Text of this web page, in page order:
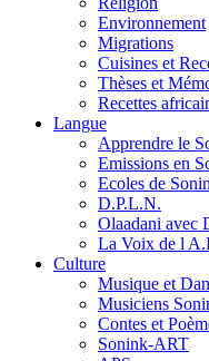
Environnement
Migrations
Cuisines et
Thèses et
Recettes
Langue
Apprendre le
Emissions en
Ecoles de
D.P.L.N.
Olaadani avec
La Voix de l
Culture
Musique et
Musiciens
Contes et
Sonink-ART